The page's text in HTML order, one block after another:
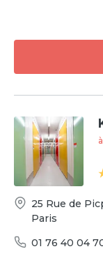
à
25 Rue de
Paris
01 76 40 04